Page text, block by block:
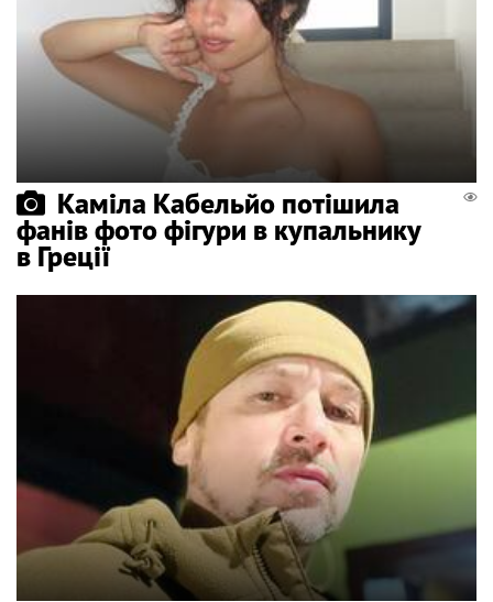
Каміла Кабельйо потішила
фанів фото фігури в купальнику
в Греції